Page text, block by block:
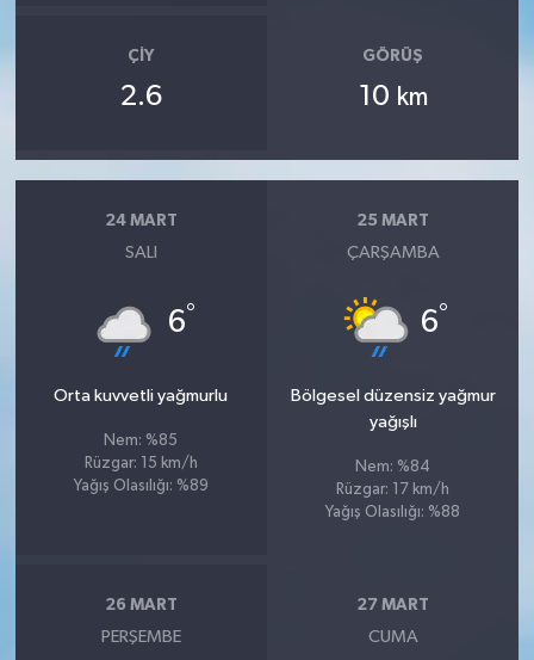
ÇIY
2.6
GÖRÜŞ
10 km
24 MART
SALI
6°
Orta kuvvetli yağmurlu
Nem: %85
Rüzgar: 15 km/h
Yağış Olasılığı: %89
25 MART
ÇARŞAMBA
6°
Bölgesel düzensiz yağmur
yağışlı
Nem: %84
Rüzgar: 17 km/h
Yağış Olasılığı: %88
26 MART
PERŞEMBE
27 MART
CUMA